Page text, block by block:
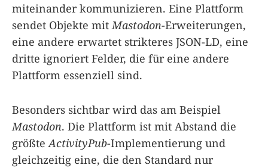
miteinander kommunizieren. Eine Plattform
sendet Objekte mit Mastodon-Erweiterungen,
eine andere erwartet strikteres JSON-LD, eine
dritte ignoriert Felder, die für eine andere
Plattform essenziell sind.
Besonders sichtbar wird das am Beispiel
Mastodon. Die Plattform ist mit Abstand die
größte ActivityPub-Implementierung und
gleichzeitig eine, die den Standard nur